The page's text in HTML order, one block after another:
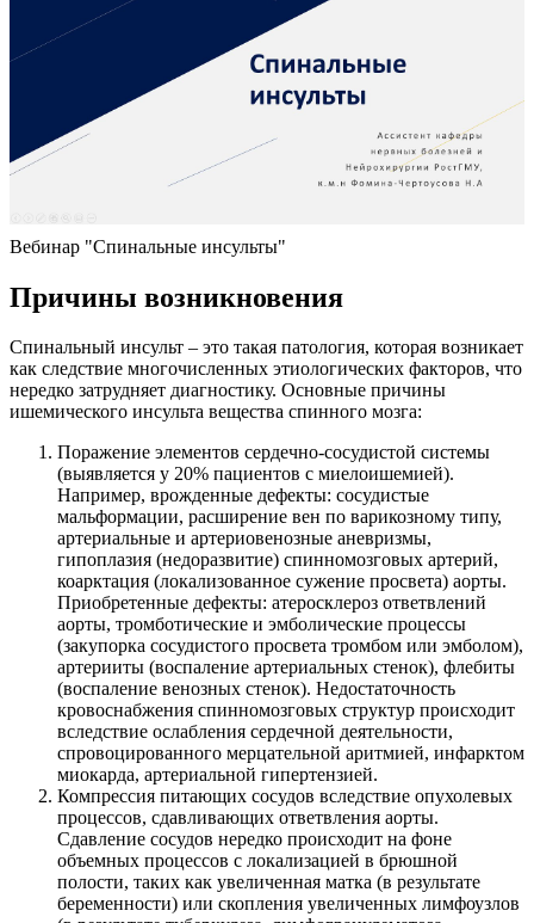
Вебинар "Спинальные инсульты"
Причины возникновения
Спинальный инсульт – это такая патология, которая возникает
как следствие многочисленных этиологических факторов, что
нередко затрудняет диагностику. Основные причины
ишемического инсульта вещества спинного мозга:
Поражение элементов сердечно-сосудистой системы
(выявляется у 20% пациентов с миелоишемией).
Например, врожденные дефекты: сосудистые
мальформации, расширение вен по варикозному типу,
артериальные и артериовенозные аневризмы,
гипоплазия (недоразвитие) спинномозговых артерий,
коарктация (локализованное сужение просвета) аорты.
Приобретенные дефекты: атеросклероз ответвлений
аорты, тромботические и эмболические процессы
(закупорка сосудистого просвета тромбом или эмболом),
артерииты (воспаление артериальных стенок), флебиты
(воспаление венозных стенок). Недостаточность
кровоснабжения спинномозговых структур происходит
вследствие ослабления сердечной деятельности,
спровоцированного мерцательной аритмией, инфарктом
миокарда, артериальной гипертензией.
Компрессия питающих сосудов вследствие опухолевых
процессов, сдавливающих ответвления аорты.
Сдавление сосудов нередко происходит на фоне
объемных процессов с локализацией в брюшной
полости, таких как увеличенная матка (в результате
беременности) или скопления увеличенных лимфоузлов